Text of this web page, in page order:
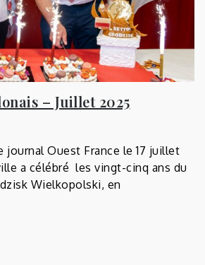
– Juillet 2025
journal Ouest France le 17 juillet
a célébré les vingt-cinq ans du
Wielkopolski, en